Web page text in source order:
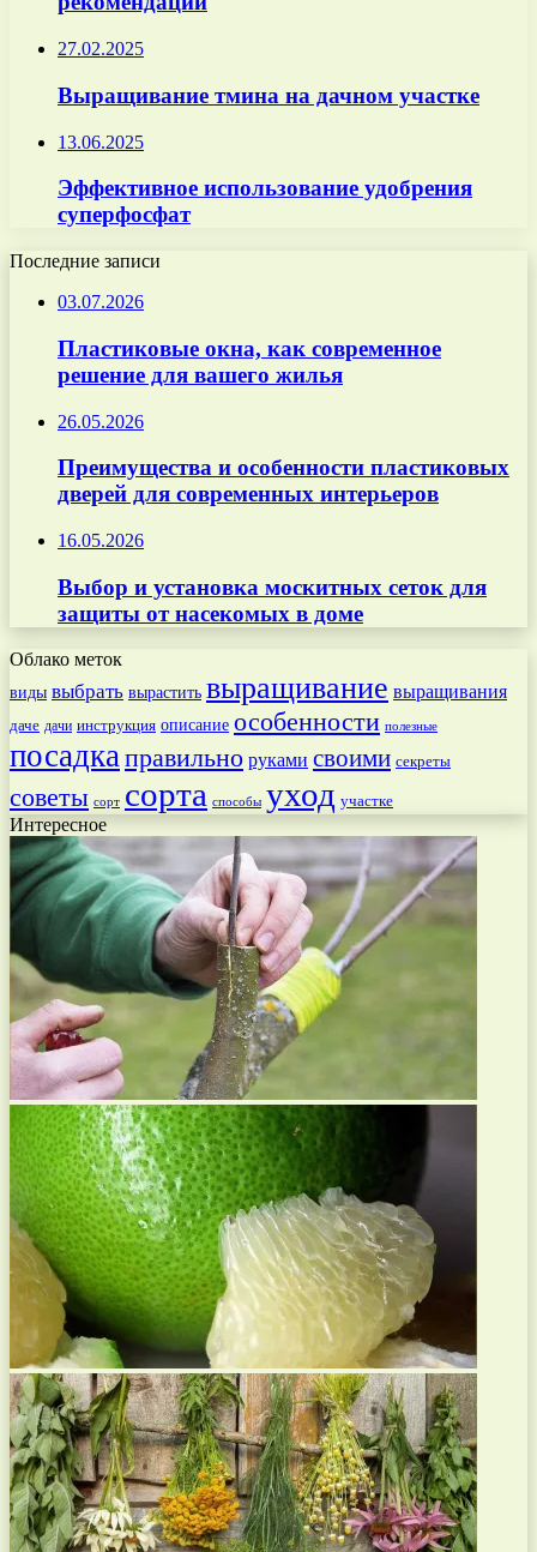
27.02.2025
Выращивание тмина на дачном участке
13.06.2025
Эффективное использование удобрения
суперфосфат
Последние записи
03.07.2026
Пластиковые окна, как современное
решение для вашего жилья
26.05.2026
Преимущества и особенности пластиковых
дверей для современных интерьеров
16.05.2026
Выбор и установка москитных сеток для
защиты от насекомых в доме
Облако меток
виды выбрать вырастить выращивание выращивания
даче дачи инструкция описание особенности полезные
посадкаправильно руками своими секреты
советы сорт сорта способы уход участке
Интересное